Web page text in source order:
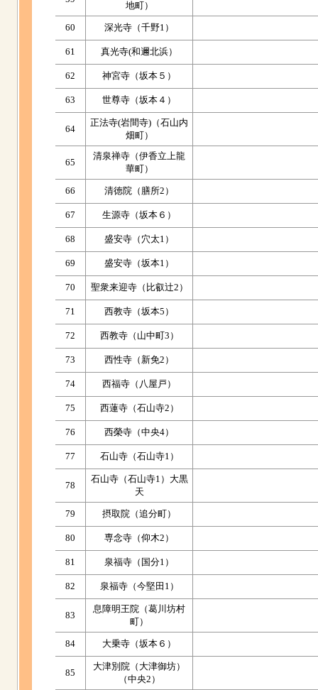
地町）
60 深光寺（千野1）
61 真光寺(和邇北浜）
62 神宮寺（坂本５）
63 世尊寺（坂本４）
64
正法寺(岩間寺)（石山内
畑町）
65
清泉禅寺（伊香立上龍
華町）
66 清徳院（膳所2）
67 生源寺（坂本６）
68 盛安寺（穴太1）
69 盛安寺（坂本1）
70 聖衆来迎寺（比叡辻2）
71 西教寺（坂本5）
72 西教寺（山中町3）
73 西性寺（新免2）
74 西福寺（八屋戸）
75 西蓮寺（石山寺2）
76 西榮寺（中央4）
77 石山寺（石山寺1）
78
石山寺（石山寺1）大黒
天
79 摂取院（追分町）
80 専念寺（仰木2）
81 泉福寺（国分1）
82 泉福寺（今堅田1）
83
息障明王院（葛川坊村
町）
84 大乗寺（坂本６）
85
大津別院（大津御坊）
（中央2）